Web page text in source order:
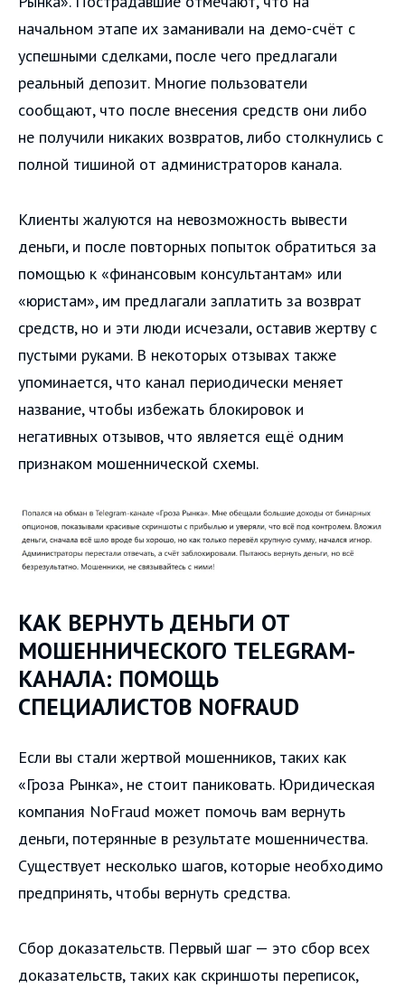
начальном этапе их заманивали на демо-счёт с
успешными сделками, после чего предлагали
реальный депозит. Многие пользователи
сообщают, что после внесения средств они либо
не получили никаких возвратов, либо столкнулись с
полной тишиной от администраторов канала.
Клиенты жалуются на невозможность вывести
деньги, и после повторных попыток обратиться за
помощью к «финансовым консультантам» или
«юристам», им предлагали заплатить за возврат
средств, но и эти люди исчезали, оставив жертву с
пустыми руками. В некоторых отзывах также
упоминается, что канал периодически меняет
название, чтобы избежать блокировок и
негативных отзывов, что является ещё одним
признаком мошеннической схемы.
КАК ВЕРНУТЬ ДЕНЬГИ ОТ
МОШЕННИЧЕСКОГО TELEGRAM-
КАНАЛА: ПОМОЩЬ
СПЕЦИАЛИСТОВ NOFRAUD
Если вы стали жертвой мошенников, таких как
«Гроза Рынка», не стоит паниковать. Юридическая
компания NoFraud может помочь вам вернуть
деньги, потерянные в результате мошенничества.
Существует несколько шагов, которые необходимо
предпринять, чтобы вернуть средства.
Сбор доказательств. Первый шаг — это сбор всех
доказательств, таких как скриншоты переписок,